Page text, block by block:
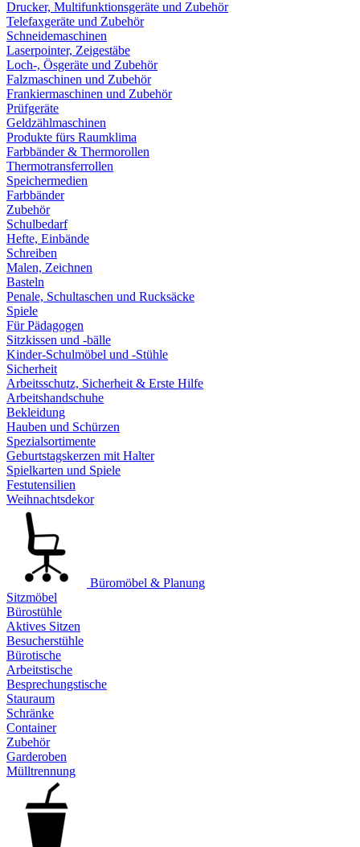
Drucker, Multifunktionsgeräte und Zubehör
Telefaxgeräte und Zubehör
Schneidemaschinen
Laserpointer, Zeigestäbe
Loch-, Ösgeräte und Zubehör
Falzmaschinen und Zubehör
Frankiermaschinen und Zubehör
Prüfgeräte
Geldzählmaschinen
Produkte fürs Raumklima
Farbbänder & Thermorollen
Thermotransferrollen
Speichermedien
Farbbänder
Zubehör
Schulbedarf
Hefte, Einbände
Schreiben
Malen, Zeichnen
Basteln
Penale, Schultaschen und Rucksäcke
Spiele
Für Pädagogen
Sitzkissen und -bälle
Kinder-Schulmöbel und -Stühle
Sicherheit
Arbeitsschutz, Sicherheit & Erste Hilfe
Arbeitshandschuhe
Bekleidung
Hauben und Schürzen
Spezialsortimente
Geburtstagskerzen mit Halter
Spielkarten und Spiele
Festutensilien
Weihnachtsdekor
Büromöbel & Planung
Sitzmöbel
Bürostühle
Aktives Sitzen
Besucherstühle
Bürotische
Arbeitstische
Besprechungstische
Stauraum
Schränke
Container
Zubehör
Garderoben
Mülltrennung